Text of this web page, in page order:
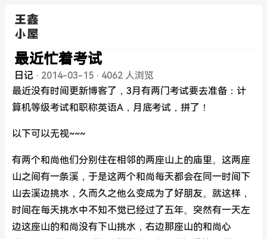
最近忙着考试
日记 · 2014-03-15 · 4062 人浏览
最近没有时间更新博客了，3月有两门考试要去准备：计
算机等级考试和职称英语A，月底考试，拼了！
以下可以无视~~~
有两个和尚他们分别住在相邻的两座山上的庙里。这两座
山之间有一条溪，于是这两个和尚每天都会在同一时间下
山去溪边挑水，久而久之他么变成为了好朋友。就这样，
时间在每天挑水中不知不觉已经过了五年。突然有一天左
边这座山的和尚没有下山挑水，右边那座山的和尚心